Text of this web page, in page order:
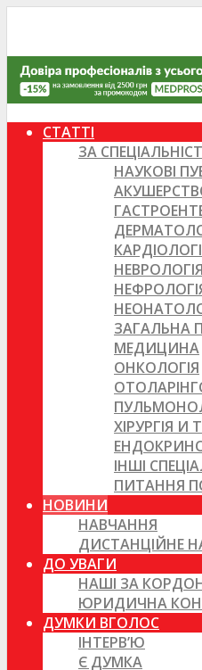
СТАТТІ
ЗА
НАУКОВІ
НЕВРОЛОГІЯ
ЗАГАЛЬНА
МЕДИЦИНА
ОНКОЛОГІЯ
ХІРУРГІЯ
ІНШІ
ПИТАННЯ
НОВИНИ
НАВЧАННЯ
ДИСТАНЦІЙНЕ
ДО УВАГИ
НАШІ ЗА
ЮРИДИЧНА
ДУМКИ ВГОЛОС
ІНТЕРВ’Ю
Є ДУМКА